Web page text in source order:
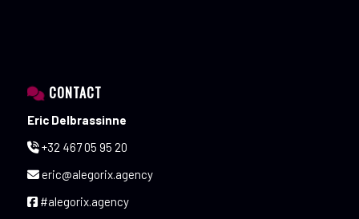
CONTACT
Eric Delbrassinne
+32 467 05 95 20
eric@alegorix.agency
#alegorix.agency